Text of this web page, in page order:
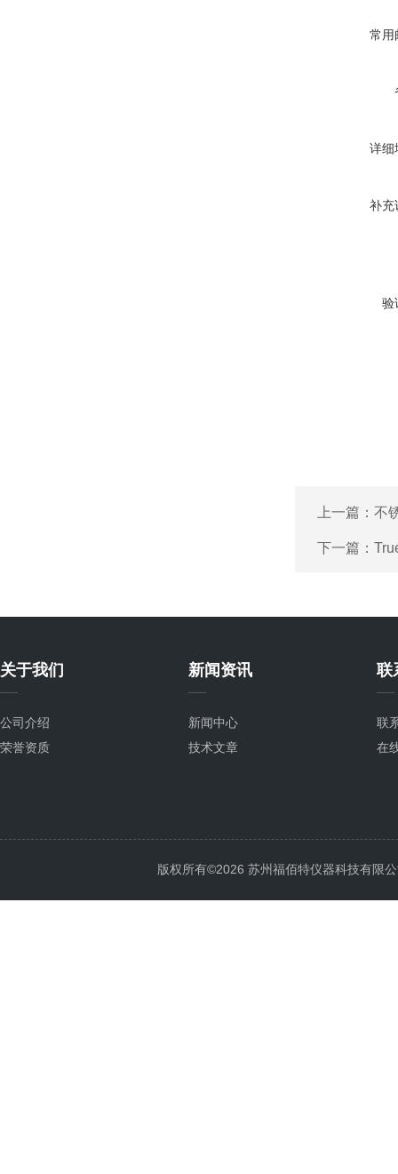
常用
详细
补充
验
上一篇： 不
下一篇：
关于我们
公司介绍
荣誉资质
新闻资讯
新闻中心
技术文章
联
联
在
版权所有©2026 苏州福佰特仪器科技有限